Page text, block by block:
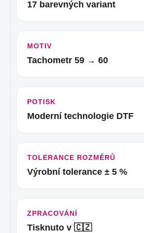
17 barevných variant
MOTIV
Tachometr 59 → 60
POTISK
Moderní technologie DTF
TOLERANCE ROZMĚRŮ
Výrobní tolerance ± 5 %
ZPRACOVÁNÍ
Tisknuto v 🇨🇿